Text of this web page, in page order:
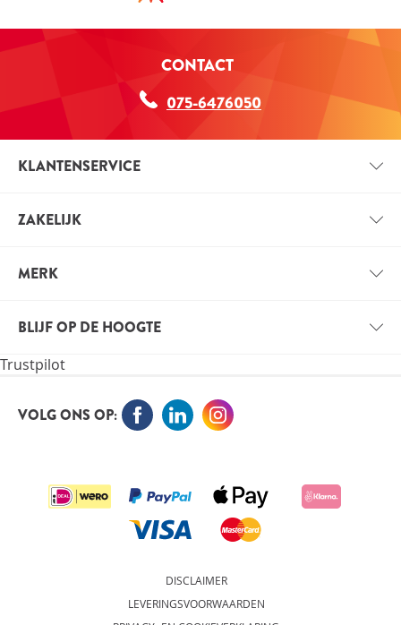
CONTACT
075-6476050
KLANTENSERVICE
VERZENDINFORMATIE
ZAKELIJK
VACATURES
MERK
ORTHOKENNIS
BLIJF OP DE HOOGTE
MELD JE NU AAN VOOR DE NIEUWSBRIEF EN BLIJF OP
AANMELDEN
Trustpilot
VOLG ONS OP:
DISCLAIMER
LEVERINGSVOORWAARDEN